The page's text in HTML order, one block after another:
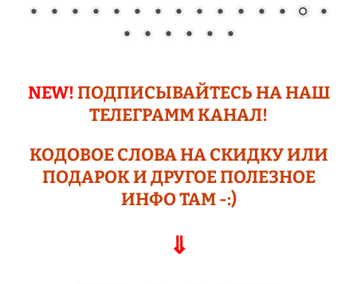
NEW!ПОДПИСЫВАЙТЕСЬ НА НАШ
ТЕЛЕГРАМM КАНАЛ!
КОДОВОЕ СЛОВА НА СКИДКУ ИЛИ
ОК И ДРУГОЕ